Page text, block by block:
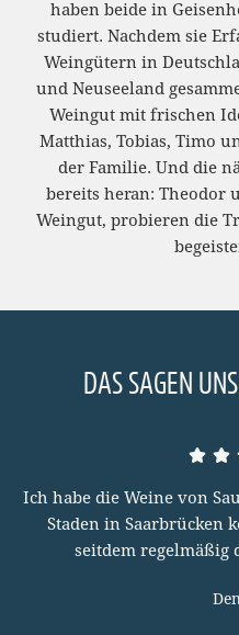
haben beide in
studiert. Nachdem sie
Weingütern in
und Neuseeland
Weingut mit frischen
Matthias, Tobias, Timo
der Familie. Und die
bereits heran: Theodor
Weingut, probieren die
DAS SAGEN
Ich habe die Weine von
Staden in Saarbrücken
seitdem regelmäßig